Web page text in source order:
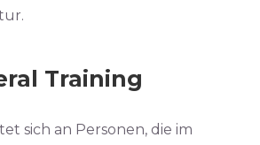
Training
sich an Personen, die im